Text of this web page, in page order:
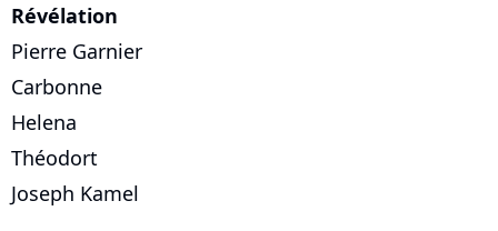
Révélation
Pierre Garnier
Carbonne
Helena
Théodort
Joseph Kamel